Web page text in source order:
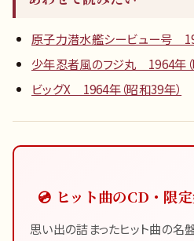
原子力潜水艦シービュー号
少年忍者風のフジ丸 1964年（
ビッグX 1964年（昭和39年）
💿 ヒット曲のCD・限
思い出の詰まったヒット曲の名